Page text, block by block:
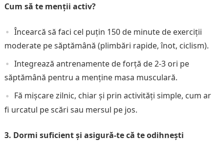
Cum să te menții activ?
Încearcă să faci cel puțin 150 de minute de exerciții
moderate pe săptămână (plimbări rapide, înot, ciclism).
Integrează antrenamente de forță de 2-3 ori pe
săptămână pentru a menține masa musculară.
Fă mișcare zilnic, chiar și prin activități simple, cum ar
fi urcatul pe scări sau mersul pe jos.
3. Dormi suficient și asigură-te că te odihnești